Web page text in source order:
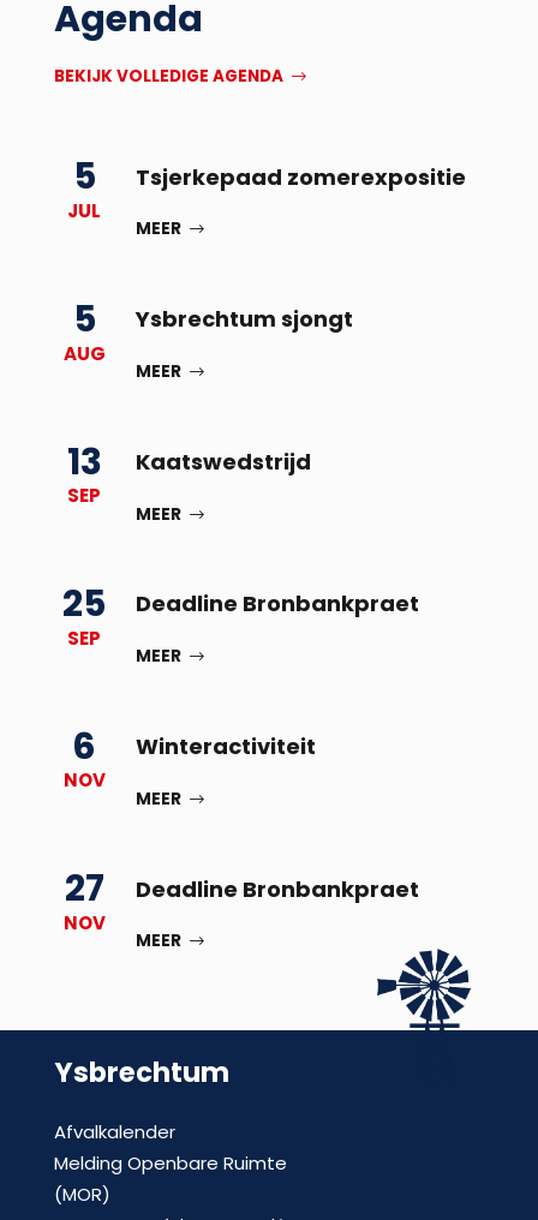
Agenda
BEKIJK VOLLEDIGE AGENDA
5
JUL
Tsjerkepaad zomerexpositie
MEER
5
AUG
Ysbrechtum sjongt
MEER
13
SEP
Kaatswedstrijd
MEER
25
SEP
Deadline Bronbankpraet
MEER
6
NOV
Winteractiviteit
MEER
27
NOV
Deadline Bronbankpraet
MEER
Ysbrechtum
Afvalkalender
Melding Openbare Ruimte
(MOR)